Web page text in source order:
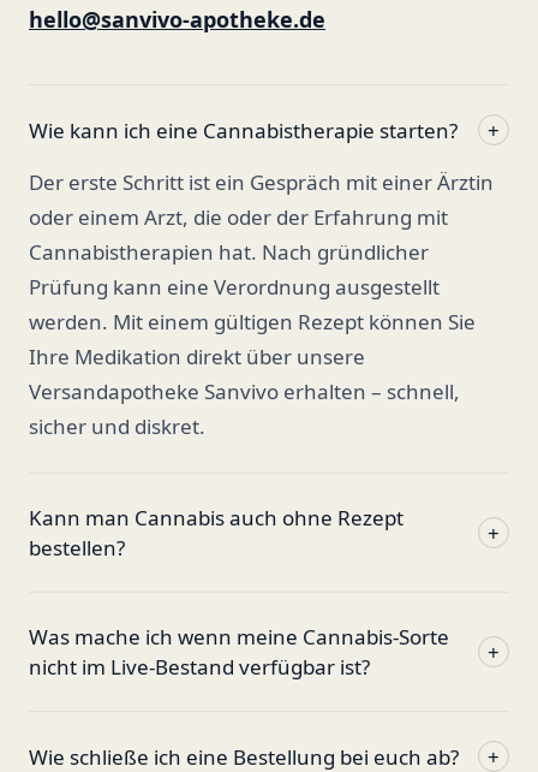
hello@sanvivo-apotheke.de
Wie kann ich eine Cannabistherapie starten?
+
Der erste Schritt ist ein Gespräch mit einer Ärztin
oder einem Arzt, die oder der Erfahrung mit
Cannabistherapien hat. Nach gründlicher
Prüfung kann eine Verordnung ausgestellt
werden. Mit einem gültigen Rezept können Sie
Ihre Medikation direkt über unsere
Versandapotheke Sanvivo erhalten – schnell,
sicher und diskret.
Kann man Cannabis auch ohne Rezept
bestellen?
+
Was mache ich wenn meine Cannabis-Sorte
nicht im Live-Bestand verfügbar ist?
+
Wie schließe ich eine Bestellung bei euch ab? +